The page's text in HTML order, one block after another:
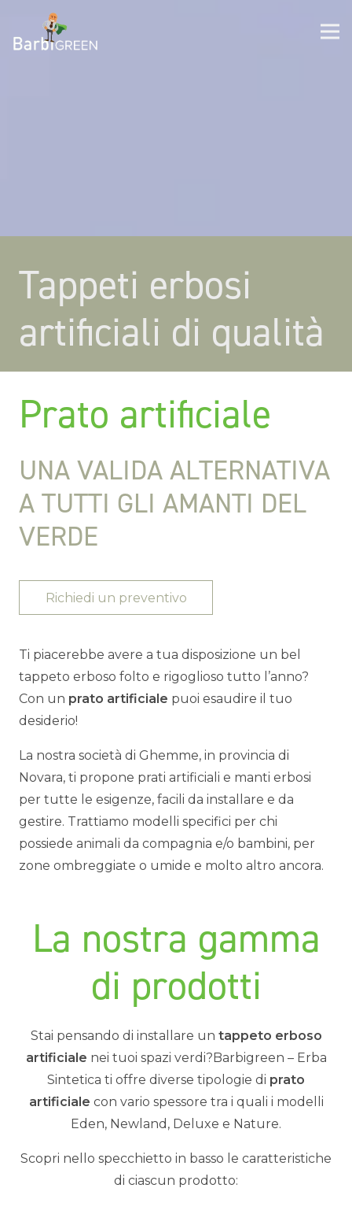
Tappeti erbosi
artificiali di qualità
Prato artificiale
UNA VALIDA ALTERNATIVA
A TUTTI GLI AMANTI DEL
VERDE
Richiedi un preventivo
Ti piacerebbe avere a tua disposizione un bel
tappeto erboso folto e rigoglioso tutto l’anno?
Con un prato artificiale puoi esaudire il tuo
desiderio!
La nostra società di Ghemme, in provincia di
Novara, ti propone prati artificiali e manti erbosi
per tutte le esigenze, facili da installare e da
gestire. Trattiamo modelli specifici per chi
possiede animali da compagnia e/o bambini, per
zone ombreggiate o umide e molto altro ancora.
La nostra gamma
di prodotti
Stai pensando di installare un tappeto erboso
artificiale nei tuoi spazi verdi?Barbigreen – Erba
Sintetica ti offre diverse tipologie di prato
artificiale con vario spessore tra i quali i modelli
Eden, Newland, Deluxe e Nature.
Scopri nello specchietto in basso le caratteristiche
di ciascun prodotto: